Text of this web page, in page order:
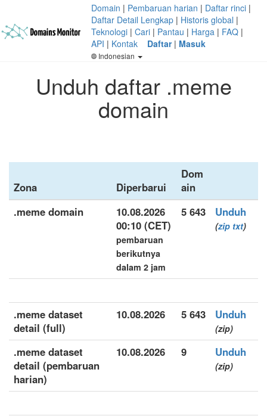
Domain | Pembaruan harian | Daftar rinci |
Daftar Detail Lengkap | Historis global |
Teknologi | Cari | Pantau | Harga | FAQ |
API | Kontak Daftar| Masuk
Indonesian
Unduh daftar .meme
domain
Zona Diperbarui
Dom
ain
.meme domain
10.08.2026
00:10 (CET)
pembaruan
berikutnya
dalam 2 jam
5 643 Unduh
(zip txt)
.meme dataset
detail (full)
10.08.2026 5 643 Unduh
(zip)
.meme dataset
detail (pembaruan
harian)
10.08.2026 9 Unduh
(zip)